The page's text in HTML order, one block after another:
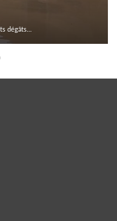
dégâts…